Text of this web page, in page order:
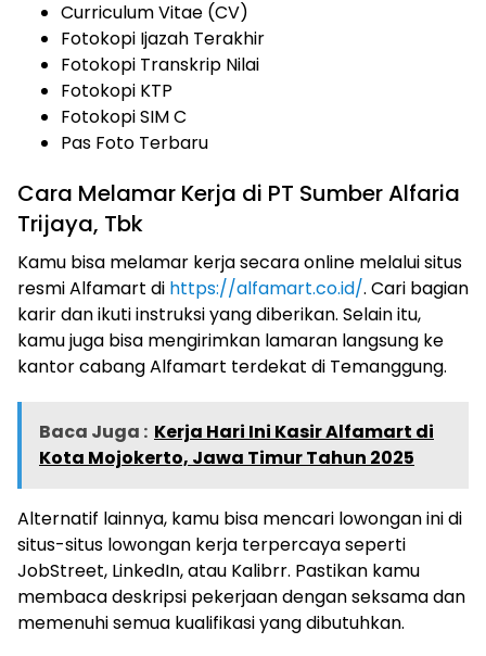
Curriculum Vitae (CV)
Fotokopi Ijazah Terakhir
Fotokopi Transkrip Nilai
Fotokopi KTP
Fotokopi SIM C
Pas Foto Terbaru
Cara Melamar Kerja di PT Sumber Alfaria
Trijaya, Tbk
Kamu bisa melamar kerja secara online melalui situs
resmi Alfamart di https://alfamart.co.id/. Cari bagian
karir dan ikuti instruksi yang diberikan. Selain itu,
kamu juga bisa mengirimkan lamaran langsung ke
kantor cabang Alfamart terdekat di Temanggung.
Baca Juga : Kerja Hari Ini Kasir Alfamart di
Kota Mojokerto, Jawa Timur Tahun 2025
Alternatif lainnya, kamu bisa mencari lowongan ini di
situs-situs lowongan kerja terpercaya seperti
JobStreet, LinkedIn, atau Kalibrr. Pastikan kamu
membaca deskripsi pekerjaan dengan seksama dan
memenuhi semua kualifikasi yang dibutuhkan.